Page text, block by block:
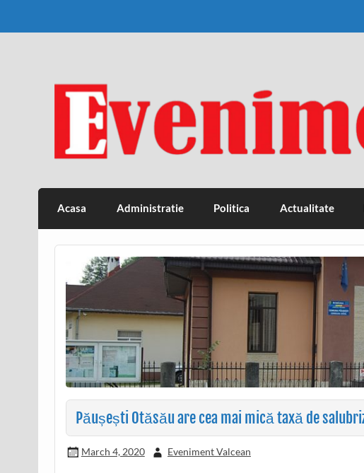
Eveniment Valcean
Acasa Administratie Politica Actualitate
Păușești Otăsău are cea mai mică taxă de
March 4, 2020 Eveniment Valcean